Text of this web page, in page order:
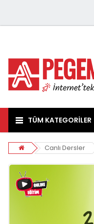
TÜM KATEGORİLER
Canlı Dersler